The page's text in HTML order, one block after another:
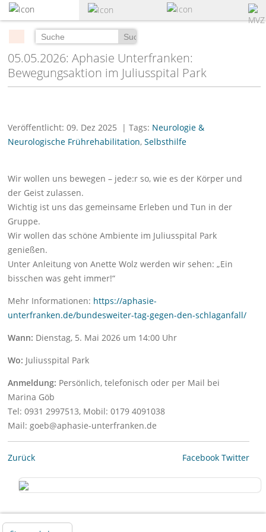
zum
Hauptinhalt
Suchen
05.05.2026: Aphasie Unterfranken:
Bewegungsaktion im Juliusspital Park
Veröffentlicht: 09. Dez 2025 | Tags: Neurologie &
Neurologische Frührehabilitation,Selbsthilfe
Wir wollen uns bewegen – jede:r so, wie es der Körper und
der Geist zulassen.
Wichtig ist uns das gemeinsame Erleben und Tun in der
Gruppe.
Wir wollen das schöne Ambiente im Juliusspital Park
genießen.
Unter Anleitung von Anette Wolz werden wir sehen: „Ein
bisschen was geht immer!“
Mehr Informationen: https://aphasie-
unterfranken.de/bundesweiter-tag-gegen-den-schlaganfall/
Wann: Dienstag, 5. Mai 2026 um 14:00 Uhr
Wo: Juliusspital Park
Anmeldung: Persönlich, telefonisch oder per Mail bei
Marina Göb
Tel: 0931 2997513, Mobil: 0179 4091038
Mail: goeb@aphasie-unterfranken.de
Zurück Facebook Twitter